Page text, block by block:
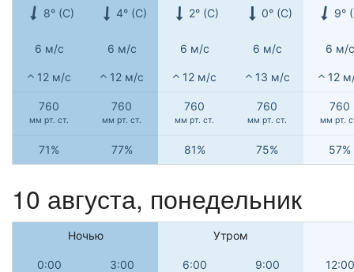
8° (С) 4° (С) 2° (С) 0° (С) 9°
6 м/с 6 м/с 6 м/с 6 м/с 6 м/с
12 м/с 12 м/с 12 м/с 13 м/с 12
760
мм рт. ст.
760
мм рт. ст.
760
мм рт. ст.
760
мм рт. ст.
760
мм рт.
71% 77% 81% 75% 57%
10 августа, понедельник
Ночью Утром
0:00 3:00 6:00 9:00 12:00